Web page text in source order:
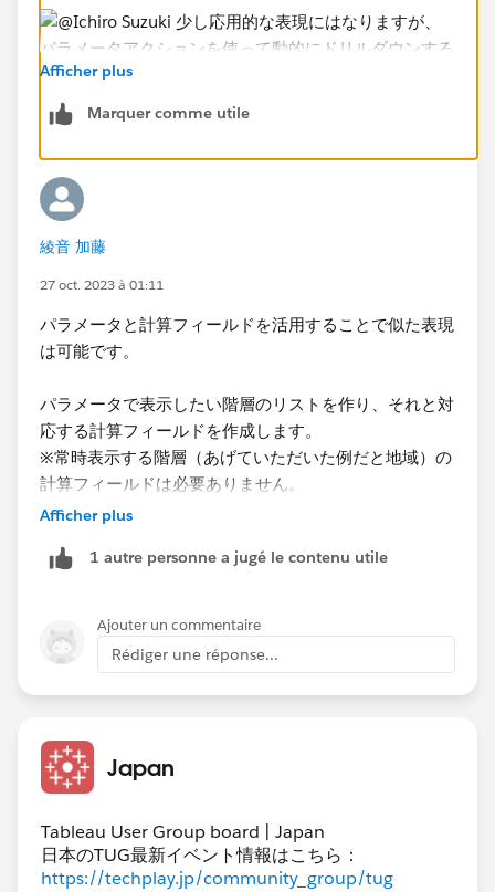
②先ほど作ったパラメータを値と連携させる
③次にパラメータアクションを設定
のボタンを作成すると、下記のvizが得られるかと思い
ます！
ご参考にしていただければ幸いです
https://public.tableau.com/app/profile/nagao.hiroki/
viz/Tableau_16984981446290/2?publish=yes
Afficher plus
Marquer comme utile
綾音 加藤
27 oct. 2023 à 01:11
パラメータと計算フィールドを活用することで似た表現
は可能です。
パラメータで表示したい階層のリストを作り、それと対
応する計算フィールドを作成します。
※常時表示する階層（あげていただいた例だと地域）の
計算フィールドは必要ありません。
（写真：パラメータの設定）​
（写真：都道府県用フィールド）
（写真：市区町村用フィールド）
Afficher plus
1 autre personne a jugé le contenu utile
Ajouter un commentaire
Rédiger une réponse...
Japan
Tableau User Group board | Japan
日本のTUG最新イベント情報はこちら：
https://techplay.jp/community_group/tug